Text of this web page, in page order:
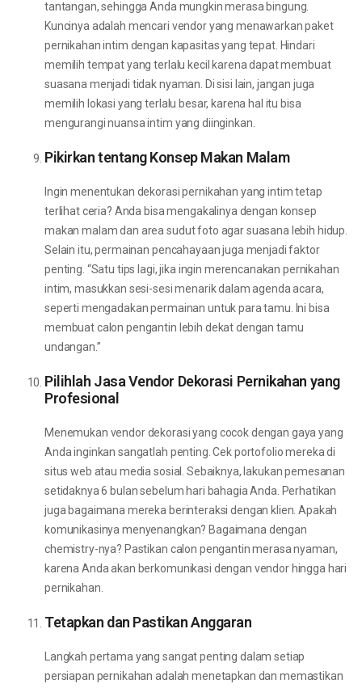
tantangan, sehingga Anda mungkin merasa bingung.
Kuncinya adalah mencari vendor yang menawarkan paket
pernikahan intim dengan kapasitas yang tepat. Hindari
memilih tempat yang terlalu kecil karena dapat membuat
suasana menjadi tidak nyaman. Di sisi lain, jangan juga
memilih lokasi yang terlalu besar, karena hal itu bisa
mengurangi nuansa intim yang diinginkan.
Pikirkan tentang Konsep Makan Malam
Ingin menentukan dekorasi pernikahan yang intim tetap
terlihat ceria? Anda bisa mengakalinya dengan konsep
makan malam dan area sudut foto agar suasana lebih hidup.
Selain itu, permainan pencahayaan juga menjadi faktor
penting. “Satu tips lagi, jika ingin merencanakan pernikahan
intim, masukkan sesi-sesi menarik dalam agenda acara,
seperti mengadakan permainan untuk para tamu. Ini bisa
membuat calon pengantin lebih dekat dengan tamu
undangan.”
Pilihlah Jasa Vendor Dekorasi Pernikahan yang
Profesional
Menemukan vendor dekorasi yang cocok dengan gaya yang
Anda inginkan sangatlah penting. Cek portofolio mereka di
situs web atau media sosial. Sebaiknya, lakukan pemesanan
setidaknya 6 bulan sebelum hari bahagia Anda. Perhatikan
juga bagaimana mereka berinteraksi dengan klien. Apakah
komunikasinya menyenangkan? Bagaimana dengan
chemistry-nya? Pastikan calon pengantin merasa nyaman,
karena Anda akan berkomunikasi dengan vendor hingga hari
pernikahan.
Tetapkan dan Pastikan Anggaran
Langkah pertama yang sangat penting dalam setiap
persiapan pernikahan adalah menetapkan dan memastikan